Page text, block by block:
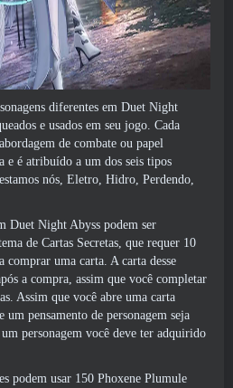
diferentes em Duet Night
e usados ​​em seu jogo. Cada
de combate ou papel
e é atribuído a um dos seis tipos
nós, Eletro, Hidro, Perdendo,
Duet Night Abyss podem ser
de Cartas Secretas, que requer 10
comprar uma carta. A carta desse
a compra, assim que você completar
Assim que você abre uma carta
um pensamento de personagem seja
personagem você deve ter adquirido
podem usar 150 Phoxene Plumule